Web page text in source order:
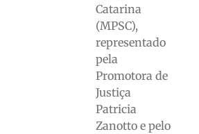
Catarina
(MPSC),
representado
pela
Promotora de
Justiça
Patricia
Zanotto e pelo